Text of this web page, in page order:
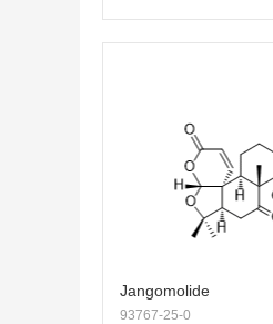
Jangomolide
93767-25-0